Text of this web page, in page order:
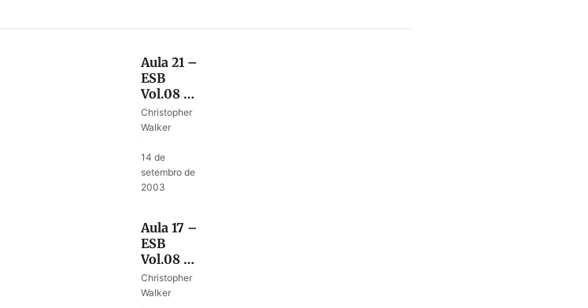
Aula 21 –
ESB
Vol.08 –
Conhecendo
a
de Deus
Christopher
Walker
14 de
setembro de
2003
Aula 17 –
ESB
Vol.08 –
Um
sacerdócio
Christopher
Walker